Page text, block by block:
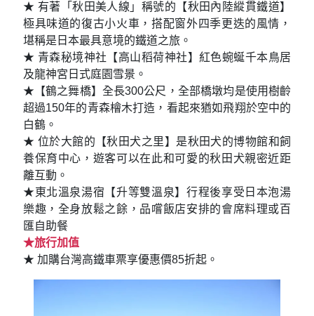
★ 有著「秋田美人線」稱號的【秋田內陸縱貫鐵道】
極具味道的復古小火車，搭配窗外四季更迭的風情，
堪稱是日本最具意境的鐵道之旅。
★ 青森秘境神社【高山稻荷神社】紅色蜿蜒千本鳥居
及龍神宮日式庭園雪景。
★【鶴之舞橋】全長300公尺，全部橋墩均是使用樹齡
超過150年的青森檜木打造，看起來猶如飛翔於空中的
白鶴。
★ 位於大館的【秋田犬之里】是秋田犬的博物館和飼
養保育中心，遊客可以在此和可愛的秋田犬親密近距
離互動。
★東北溫泉湯宿【升等雙溫泉】行程後享受日本泡湯
樂趣，全身放鬆之餘，品嚐飯店安排的會席料理或百
匯自助餐
★旅行加值
★ 加購台灣高鐵車票享優惠價85折起。